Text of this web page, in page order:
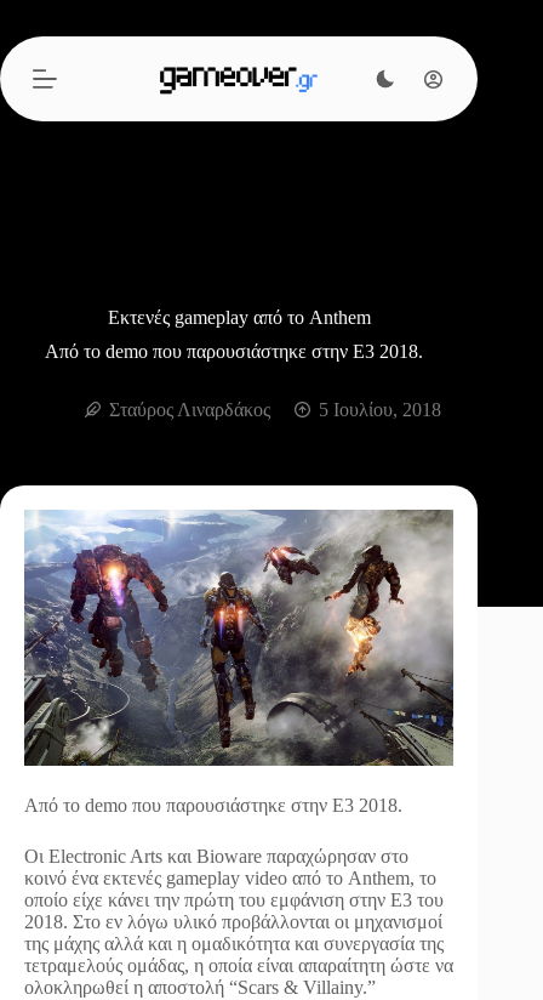
περιεχόμενο
Εκτενές gameplay από το Anthem
Από το demo που παρουσιάστηκε στην Ε3 2018.
Σταύρος Λιναρδάκος 5 Ιουλίου, 2018
Από το demo που παρουσιάστηκε στην Ε3 2018.
Οι Electronic Arts και Bioware παραχώρησαν στο
κοινό ένα εκτενές gameplay video από το Anthem, το
οποίο είχε κάνει την πρώτη του εμφάνιση στην Ε3 του
2018. Στο εν λόγω υλικό προβάλλονται οι μηχανισμοί
της μάχης αλλά και η ομαδικότητα και συνεργασία της
τετραμελούς ομάδας, η οποία είναι απαραίτητη ώστε να
ολοκληρωθεί η αποστολή “Scars & Villainy.”